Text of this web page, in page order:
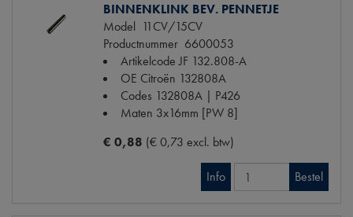
BINNENKLINK BEV. PENNETJE
Model 11CV/15CV
Productnummer 6600053
Artikelcode JF 132.808-A
OE Citroën 132808A
Codes 132808A | P426
Maten 3x16mm [PW 8]
€ 0,88 (€ 0,73 excl. btw)
Info Bestel